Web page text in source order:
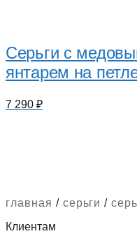
Серьги с
янтарем на
7 290 ₽
главная / серьги /
Клиентам